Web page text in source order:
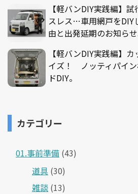
【軽バンDIY実践編】
スレス…車用網戸をDIY
由と出発延期のお知らせ
【軽バンDIY実践編】
イズ！ ノッティパイ
ドDIY。
カテゴリー
01.事前準備 (43)
道具 (30)
雑談 (13)